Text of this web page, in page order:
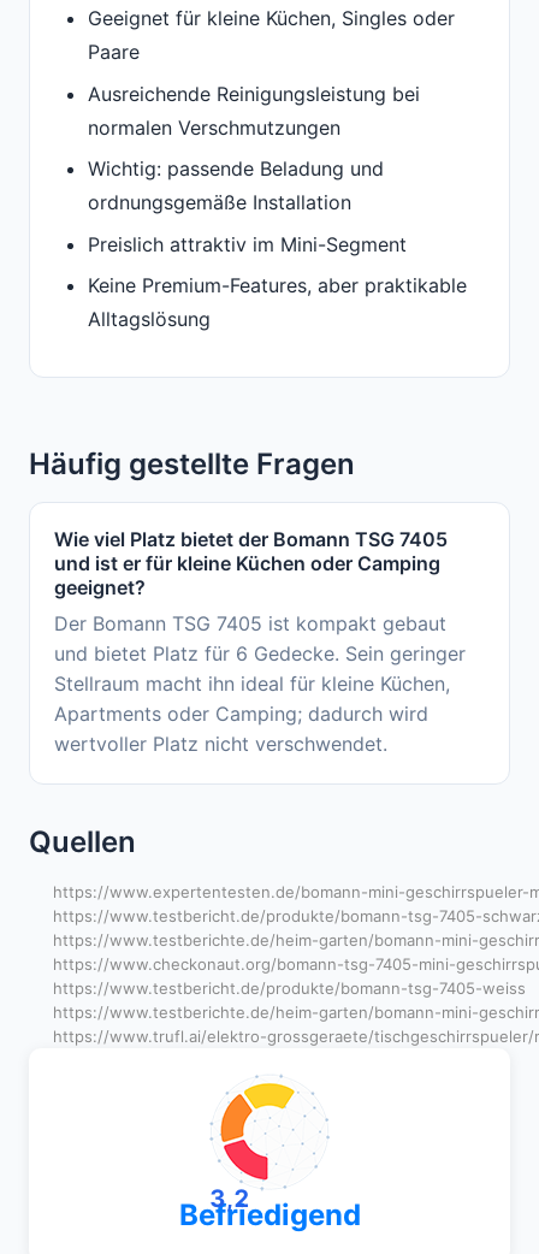
Geeignet für kleine Küchen, Singles oder
Paare
Ausreichende Reinigungsleistung bei
normalen Verschmutzungen
Wichtig: passende Beladung und
ordnungsgemäße Installation
Preislich attraktiv im Mini-Segment
Keine Premium-Features, aber praktikable
Alltagslösung
Häufig gestellte Fragen
Wie viel Platz bietet der Bomann TSG 7405
und ist er für kleine Küchen oder Camping
geeignet?
Der Bomann TSG 7405 ist kompakt gebaut
und bietet Platz für 6 Gedecke. Sein geringer
Stellraum macht ihn ideal für kleine Küchen,
Apartments oder Camping; dadurch wird
wertvoller Platz nicht verschwendet.
Quellen
https://www.expertentesten.de/bomann-mini-
https://www.testbericht.de/produkte/bomann-tsg-7405-
https://www.testberichte.de/heim-garten/bomann-mini-
https://www.checkonaut.org/bomann-tsg-7405-mini-
https://www.testbericht.de/produkte/bomann-tsg-7405-weiss
https://www.testberichte.de/heim-garten/bomann-mini-
https://www.trufl.ai/elektro-grossgeraete/
3,2
Befriedigend